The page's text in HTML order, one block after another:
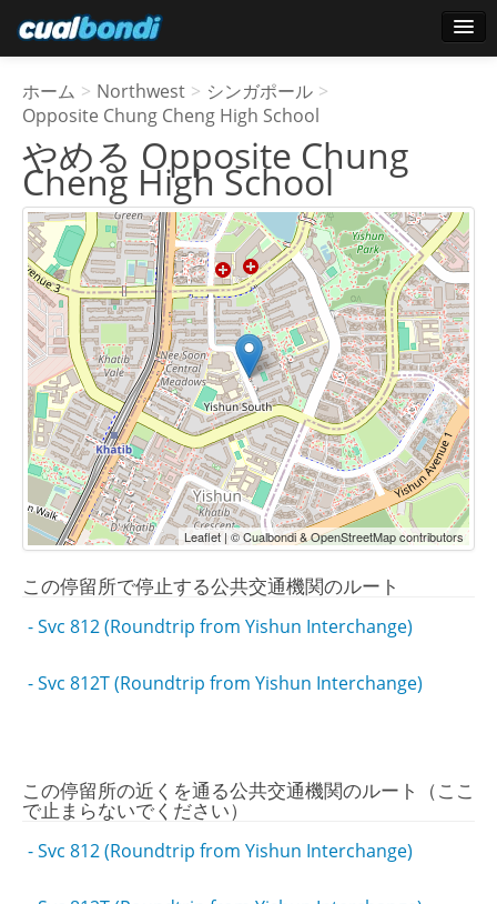
スターユーザー
投票
ホーム > Northwest > シンガポール >
Opposite Chung Cheng High School
やめる Opposite Chung
Cheng High School
Leaflet | © Cualbondi & OpenStreetMap contributors
この停留所で停止する公共交通機関のルート
- Svc 812 (Roundtrip from Yishun Interchange)
- Svc 812T (Roundtrip from Yishun Interchange)
この停留所の近くを通る公共交通機関のルート（ここ
で止まらないでください）
- Svc 812 (Roundtrip from Yishun Interchange)